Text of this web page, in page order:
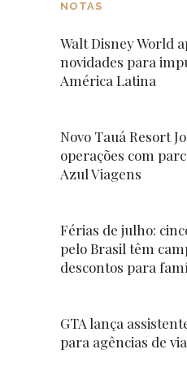
NOTAS
Walt Disney World
novidades para
América Latina
Novo Tauá Resort
operações com
Azul Viagens
Férias de julho:
pelo Brasil têm
descontos para
GTA lança
para agências de